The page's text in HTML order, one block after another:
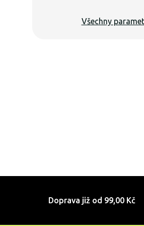
Všechny
Doprava již od 99,00 Kč